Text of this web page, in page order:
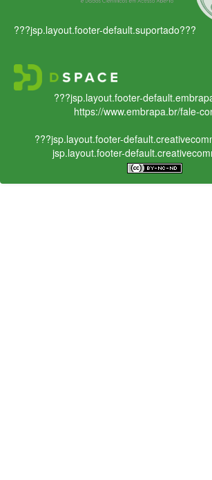
???jsp.layout.footer-default.suportado???
???jsp.layout.footer-
https://www.embrapa.br/fale-
???jsp.layout.footer-
jsp.layout.footer-